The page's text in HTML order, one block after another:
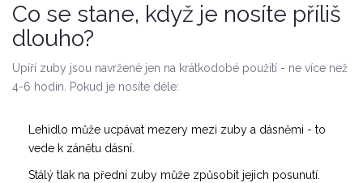
Co se stane, když je nosíte příliš
dlouho?
Upíří zuby jsou navržené jen na krátkodobé použití - ne více než
4-6 hodin. Pokud je nosíte déle:
Lehidlo může ucpávat mezery mezi zuby a dásněmi - to
vede k zánětu dásní.
Stálý tlak na přední zuby může způsobit jejich posunutí.